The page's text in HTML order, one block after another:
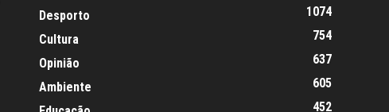
Desporto
1074
Cultura
754
Opinião
637
Ambiente
605
452